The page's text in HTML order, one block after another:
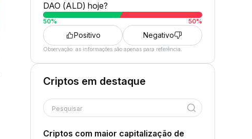
DAO (ALD) hoje?
50% 50%
Positivo Negativo
Observação: as informações são apenas para referência.
Criptos em destaque
Pesquisar
Criptos com maior capitalização de